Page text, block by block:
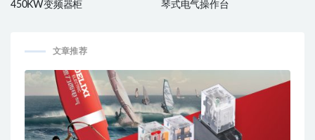
450KW变频器柜 琴式电气操作台
文章推荐